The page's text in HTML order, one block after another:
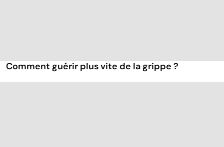
Comment guérir plus vite de la grippe ?